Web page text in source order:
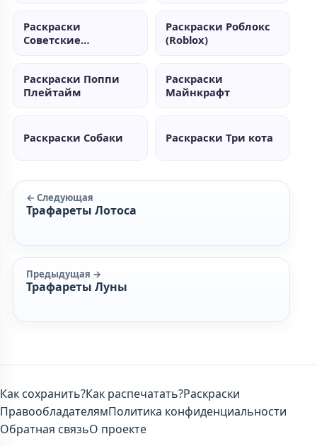
Раскраски
Советские
Раскраски Роблокс
(Roblox)
Раскраски Поппи
Плейтайм
Раскраски
Майнкрафт
Раскраски Собаки Раскраски Три кота
← Следующая
Трафареты Лотоса
Предыдущая →
Трафареты Луны
Как сохранить?Как распечатать?Раскраски
ПравообладателямПолитика конфиденциальности
Обратная связьО проекте